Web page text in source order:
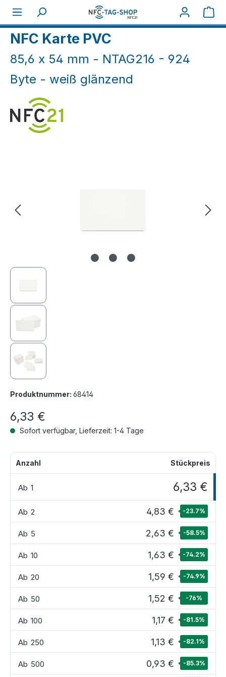
Zum Hauptinhalt springen
NFC Karten weiß & farbig
NFC Karte PVC
85,6 x 54 mm - NTAG216 - 924
Byte - weiß glänzend
Produktnummer: 68414
6,33 €
Sofort verfügbar, Lieferzeit: 1-4 Tage
Anzahl Stückpreis
Ab 1 6,33 €
Ab 2 4,83 € -23.7%
Ab 5 2,63 € -58.5%
Ab 10 1,63 € -74.2%
Ab 20 1,59 € -74.9%
Ab 50 1,52 € -76%
Ab 100 1,17 € -81.5%
Ab 250 1,13 € -82.1%
Ab 500 0,93 € -85.3%